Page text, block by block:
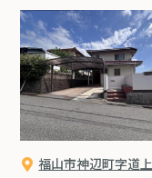
福山市神辺町字道上